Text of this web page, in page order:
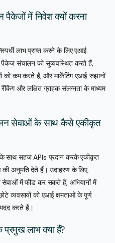
में निवेश क्यों करना
लाभ प्राप्त करने के लिए एआई
संचालन को सुव्यवस्थित करते हैं,
कम करते हैं, और मार्केटिंग एआई रुझानों
और लक्षित ग्राहक संलग्नता के माध्यम
सेवाओं के साथ कैसे एकीकृत
साथ सहज APIs प्रदान करके एकीकृत
अनुमति देते हैं। उदाहरण के लिए,
सेवाओं में फीड कर सकते हैं, अभियानों में
व्यवसायों को एआई क्षमताओं के पूर्ण
करते हैं।
लाभ क्या हैं?